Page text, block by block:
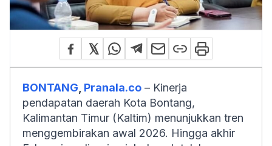
BONTANG Pranala.co – Kinerja
pendapatan daerah Kota Bontang,
Kalimantan Timur (Kaltim) menunjukkan tren
menggembirakan awal 2026. Hingga akhir